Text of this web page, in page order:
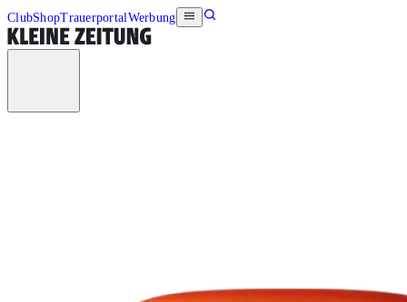
ClubShopTrauerportalWerbung